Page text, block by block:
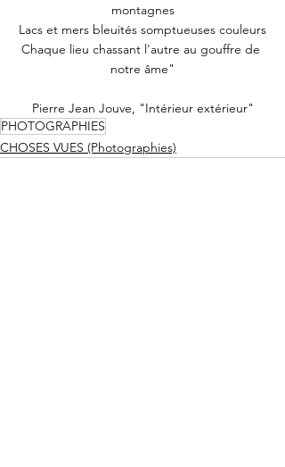
montagnes
Lacs et mers bleuités somptueuses couleurs
Chaque lieu chassant l'autre au gouffre de
notre âme"
Pierre Jean Jouve, "Intérieur extérieur"
PHOTOGRAPHIES
CHOSES VUES (Photographies)